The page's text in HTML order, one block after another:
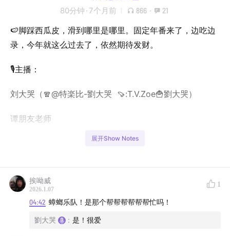
80分钟 · 7个月前 866 · 21
🍉脚踩西瓜皮，滑到哪里是哪里。固定年番来了，边吃边
录，今年就这么过去了，依然期待发财。
🎙️主播：
刘大哭（🧣@特楽比-劉大哭 🍠:T.V.Zoe🍟劉大哭）
谭朋友老师
03:10 两个人的网易云年报
谭朋友👉🏻K-POP之年
展开Show Notes
挨呦威
2026.1.07
1
04:42 蟑螂乐队！是那个帮帮帮帮帮帮忙吗！
劉大哭 : 是！很爱